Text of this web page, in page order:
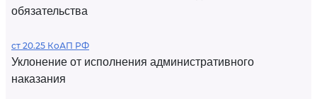
обязательства
ст 20.25 КоАП РФ
Уклонение от исполнения административного
наказания